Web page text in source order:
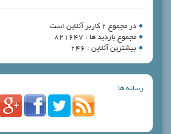
در مجموع 2 کاربر آنلاین است
مجموع بازدید ها : 821647
بیشترین آنلاین : 246
رسانه ها